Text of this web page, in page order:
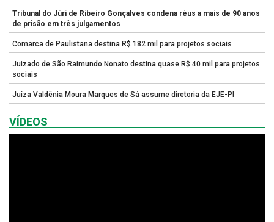
Tribunal do Júri de Ribeiro Gonçalves condena réus a mais de 90 anos
de prisão em três julgamentos
Comarca de Paulistana destina R$ 182 mil para projetos sociais
Juizado de São Raimundo Nonato destina quase R$ 40 mil para projetos
sociais
Juíza Valdênia Moura Marques de Sá assume diretoria da EJE-PI
VÍDEOS